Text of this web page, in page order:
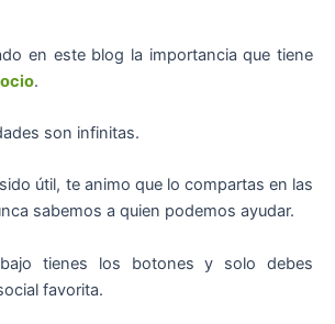
en este blog la importancia que tiene
.
son infinitas.
útil, te animo que lo compartas en las
sabemos a quien podemos ayudar.
tienes los botones y solo debes
favorita.